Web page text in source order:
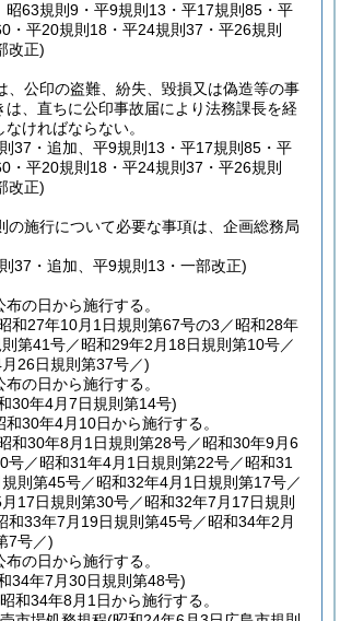
昭63規則9・平9規則13・平17規則85・平
・平20規則18・平24規則37・平26規則
改正)
、公印の盗難、紛失、毀損又は偽造等の事
は、直ちに公印事故届により法務課長を経
ければならない。
37・追加、平9規則13・平17規則85・平
・平20規則18・平24規則37・平26規則
改正)
の施行について必要な事項は、企画総務局
37・追加、平9規則13・一部改正)
の日から施行する。
和27年10月1日規則第67号の3／昭和28年
第41号／昭和29年2月18日規則第10号／
26日規則第37号／)
の日から施行する。
30年4月7日規則第14号)
和30年4月10日から施行する。
和30年8月1日規則第28号／昭和30年9月6
号／昭和31年4月1日規則第22号／昭和31
則第45号／昭和32年4月1日規則第17号／
17日規則第30号／昭和32年7月17日規則
和33年7月19日規則第45号／昭和34年2月
7号／)
の日から施行する。
34年7月30日規則第48号)
和34年8月1日から施行する。